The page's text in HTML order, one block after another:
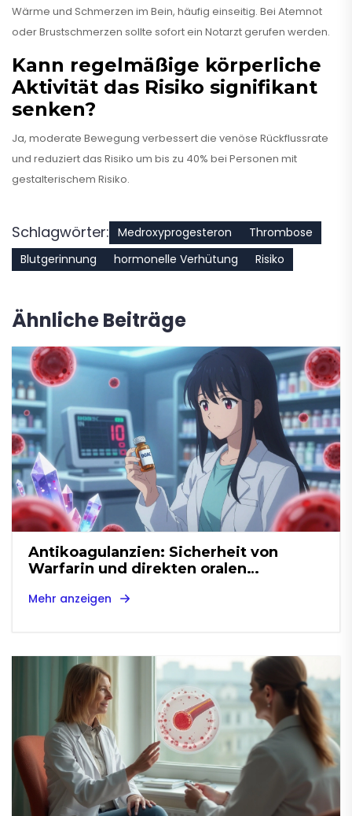
Wärme und Schmerzen im Bein, häufig einseitig. Bei Atemnot
oder Brustschmerzen sollte sofort ein Notarzt gerufen werden.
Kann regelmäßige körperliche
Aktivität das Risiko signifikant
senken?
Ja, moderate Bewegung verbessert die venöse Rückflussrate
und reduziert das Risiko um bis zu 40% bei Personen mit
gestalterischem Risiko.
Schlagwörter: Medroxyprogesteron
Thrombose
Blutgerinnung
hormonelle Verhütung Risiko
Ähnliche Beiträge
Antikoagulanzien: Sicherheit von
Warfarin und direkten oralen
Mehr anzeigen